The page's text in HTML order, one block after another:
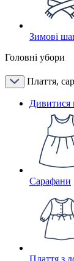
Зимові
Головні убори
Плаття,
Дивитися
Сарафани
Плаття з